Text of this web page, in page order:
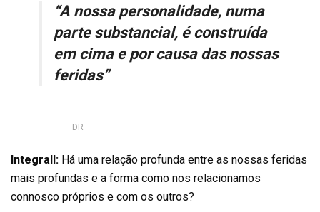
“A nossa personalidade, numa
parte substancial, é construída
em cima e por causa das nossas
feridas”
DR
Integrall: Há uma relação profunda entre as nossas feridas
mais profundas e a forma como nos relacionamos
connosco próprios e com os outros?